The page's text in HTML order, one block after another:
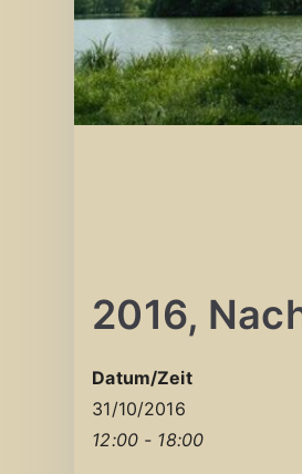
2016,
Datum/Zeit
31/10/2016
12:00 - 18:00